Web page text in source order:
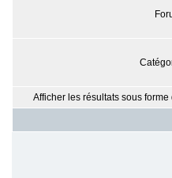
Afficher les résultats sous forme